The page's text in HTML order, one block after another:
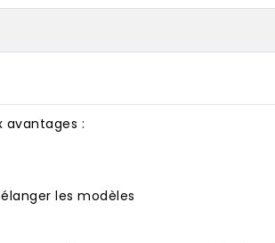
avantages :
les modèles